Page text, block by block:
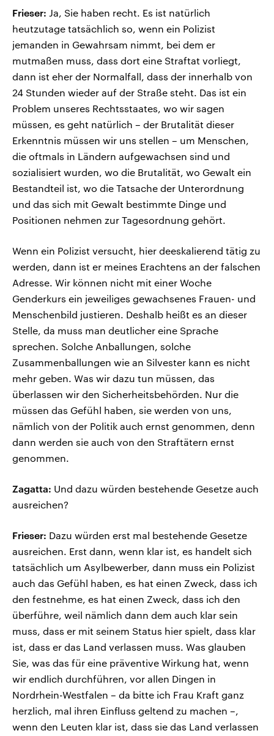
Frieser: Ja, Sie haben recht. Es ist natürlich
heutzutage tatsächlich so, wenn ein Polizist
jemanden in Gewahrsam nimmt, bei dem er
mutmaßen muss, dass dort eine Straftat vorliegt,
dann ist eher der Normalfall, dass der innerhalb von
24 Stunden wieder auf der Straße steht. Das ist ein
Problem unseres Rechtsstaates, wo wir sagen
müssen, es geht natürlich – der Brutalität dieser
Erkenntnis müssen wir uns stellen – um Menschen,
die oftmals in Ländern aufgewachsen sind und
sozialisiert wurden, wo die Brutalität, wo Gewalt ein
Bestandteil ist, wo die Tatsache der Unterordnung
und das sich mit Gewalt bestimmte Dinge und
Positionen nehmen zur Tagesordnung gehört.
Wenn ein Polizist versucht, hier deeskalierend tätig zu
werden, dann ist er meines Erachtens an der falschen
Adresse. Wir können nicht mit einer Woche
Genderkurs ein jeweiliges gewachsenes Frauen- und
Menschenbild justieren. Deshalb heißt es an dieser
Stelle, da muss man deutlicher eine Sprache
sprechen. Solche Anballungen, solche
Zusammenballungen wie an Silvester kann es nicht
mehr geben. Was wir dazu tun müssen, das
überlassen wir den Sicherheitsbehörden. Nur die
müssen das Gefühl haben, sie werden von uns,
nämlich von der Politik auch ernst genommen, denn
dann werden sie auch von den Straftätern ernst
genommen.
Zagatta: Und dazu würden bestehende Gesetze auch
ausreichen?
Frieser: Dazu würden erst mal bestehende Gesetze
ausreichen. Erst dann, wenn klar ist, es handelt sich
tatsächlich um Asylbewerber, dann muss ein Polizist
auch das Gefühl haben, es hat einen Zweck, dass ich
den festnehme, es hat einen Zweck, dass ich den
überführe, weil nämlich dann dem auch klar sein
muss, dass er mit seinem Status hier spielt, dass klar
ist, dass er das Land verlassen muss. Was glauben
Sie, was das für eine präventive Wirkung hat, wenn
wir endlich durchführen, vor allen Dingen in
Nordrhein-Westfalen – da bitte ich Frau Kraft ganz
herzlich, mal ihren Einfluss geltend zu machen –,
wenn den Leuten klar ist, dass sie das Land verlassen